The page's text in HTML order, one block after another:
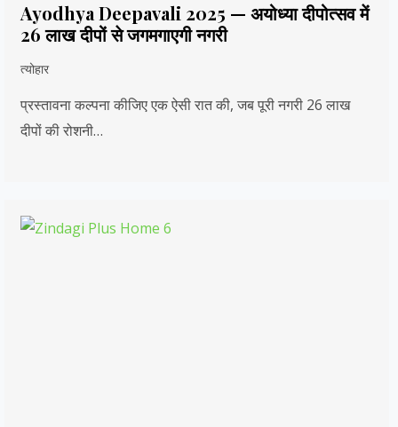
Ayodhya Deepavali 2025 — अयोध्या दीपोत्सव में
26 लाख दीपों से जगमगाएगी नगरी
त्योहार
प्रस्तावना कल्पना कीजिए एक ऐसी रात की, जब पूरी नगरी 26 लाख
दीपों की रोशनी…